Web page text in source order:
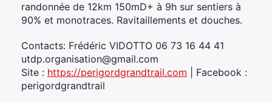
randonnée de 12km 150mD+ à 9h sur sentiers à
90% et monotraces. Ravitaillements et douches.
Contacts: Frédéric VIDOTTO 06 73 16 44 41
utdp.organisation@gmail.com
Site : https://perigordgrandtrail.com | Facebook :
perigordgrandtrail